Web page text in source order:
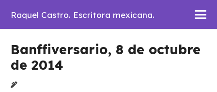
Raquel Castro. Escritora mexicana.
Banffiversario, 8 de octubre
de 2014